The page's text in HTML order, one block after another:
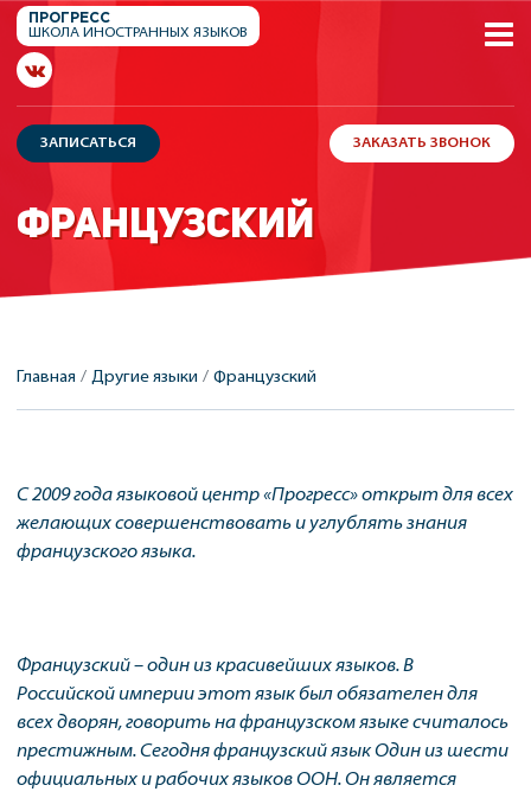
ПРОГРЕСС
ШКОЛА ИНОСТРАННЫХ ЯЗЫКОВ
ЗАПИСАТЬСЯ ЗАКАЗАТЬ ЗВОНОК
ФРАНЦУЗСКИЙ
Главная Другие языки Французский
С 2009 года языковой центр «Прогресс» открыт для всех
желающих совершенствовать и углублять знания
французского языка.
Французский – один из красивейших языков. В
Российской империи этот язык был обязателен для
всех дворян, говорить на французском языке считалось
престижным. Сегодня французский язык Один из шести
официальных и рабочих языков ООН. Он является